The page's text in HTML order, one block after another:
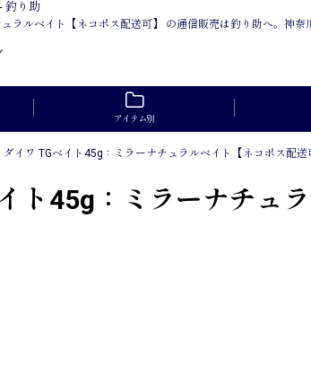
釣り助
ラルベイト【ネコポス配送可】 の通信販売は釣り助へ。神奈
アイテム別
ダイワ TGベイト45g：ミラーナチュラルベイト【ネコポス配送
ト45g：ミラーナチュ